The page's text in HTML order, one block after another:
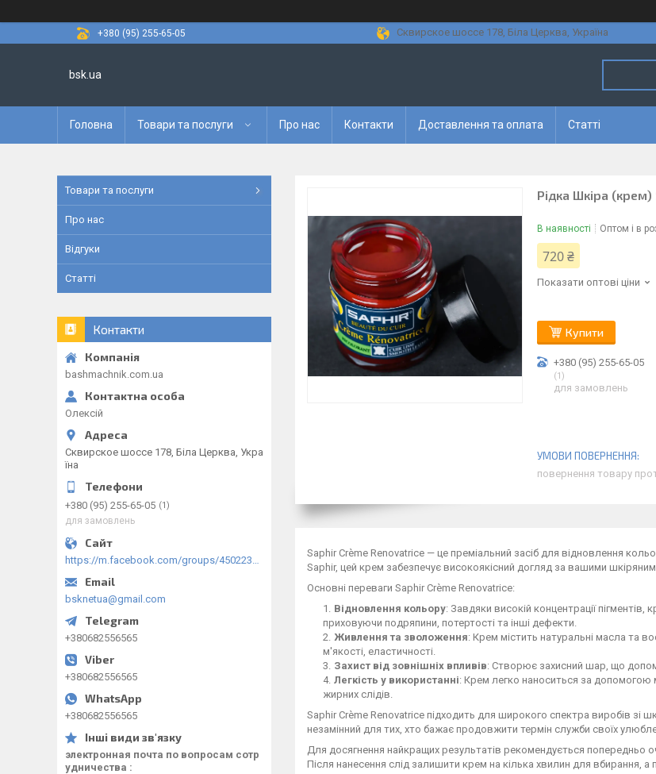
+380 (95) 255-65-05
Сквирское шоссе 178, Біла Церква, Україна
bsk.ua
Головна Товари та послуги Про нас Контакти Доставлення та оплата Статті
Рідка Шкіра
В наявності Оптом і в
720 ₴
Показати оптові ціни
Купити
+380 (95) 255-65-05
1
для замовлень
повернення товару
Saphir Crème Renovatrice — це преміальний засіб для відновлення
Saphir, цей крем забезпечує високоякісний догляд за вашими
Основні переваги Saphir Crème Renovatrice:
Відновлення кольору: Завдяки високій концентрації
приховуючи подряпини, потертості та інші дефекти.
Живлення та зволоження: Крем містить натуральні масла та
м'якості, еластичності.
Захист від зовнішніх впливів: Створює захисний шар, що
Легкість у використанні: Крем легко наноситься за допомогою
жирних слідів.
Saphir Crème Renovatrice підходить для широкого спектра виробів зі
незамінний для тих, хто бажає продовжити термін служби своїх
Для досягнення найкращих результатів рекомендується попередньо
Після нанесення слід залишити крем на кілька хвилин для вбирання,
Товари та послуги
Про нас
Відгуки
Статті
Контакти
bashmachnik.com.ua
Олексій
Сквирское шоссе 178, Біла Церква, Укра
їна
+380 (95) 255-65-05 1
для замовлень
https://m.facebook.com/groups/450223289123148/?ref=group_browse
bsknetua@gmail.com
+380682556565
+380682556565
+380682556565
электронная почта по вопросам сотр
удничества